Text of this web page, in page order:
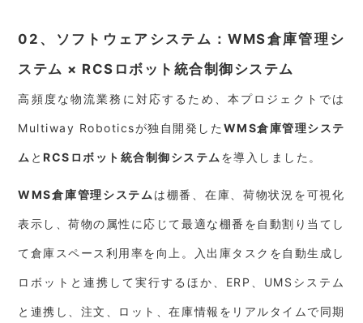
02、ソフトウェアシステム：WMS倉庫管理シ
ステム × RCSロボット統合制御システム
高頻度な物流業務に対応するため、本プロジェクトでは
Multiway Roboticsが独自開発した WMS倉庫管理システ
ム とRCSロボット統合制御システム を導入しました。
WMS倉庫管理システム は棚番、在庫、荷物状況を可視化
表示し、荷物の属性に応じて最適な棚番を自動割り当てし
て倉庫スペース利用率を向上。入出庫タスクを自動生成し
ロボットと連携して実行するほか、ERP、UMSシステム
と連携し、注文、ロット、在庫情報をリアルタイムで同期